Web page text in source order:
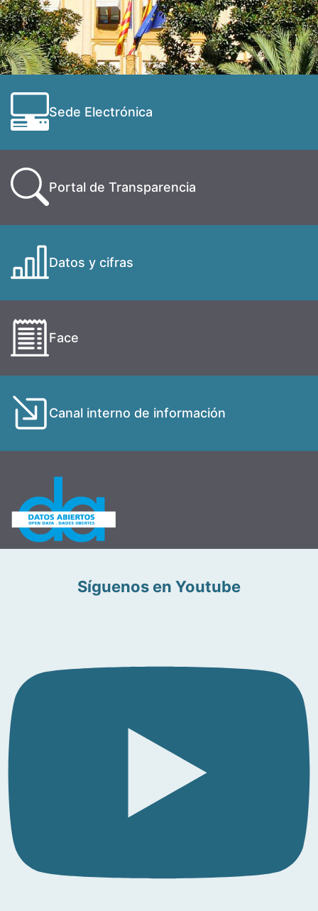
Sede Electrónica
Portal de Transparencia
Datos y cifras
Face
Canal interno de información
Síguenos en Youtube